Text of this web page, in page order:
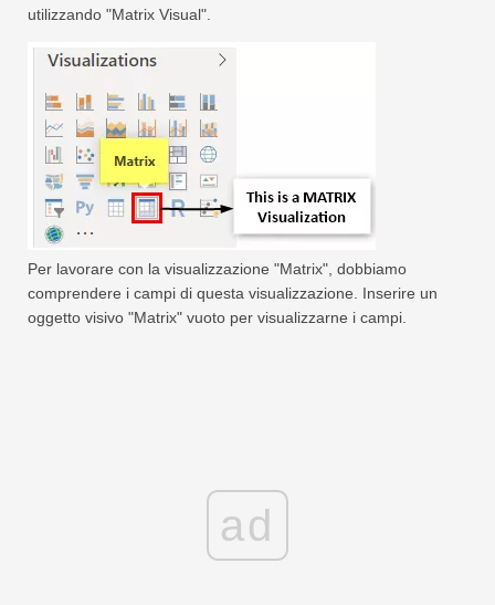
utilizzando "Matrix Visual".
Per lavorare con la visualizzazione "Matrix", dobbiamo
comprendere i campi di questa visualizzazione. Inserire un
oggetto visivo "Matrix" vuoto per visualizzarne i campi.
ad